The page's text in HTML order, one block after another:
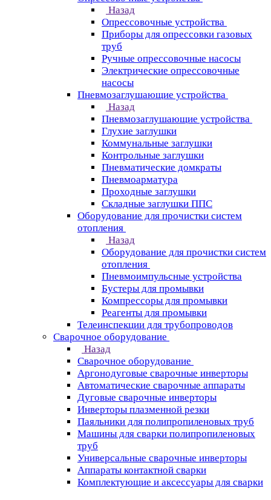
Назад
Опрессовочные устройства
Приборы для опрессовки газовых
труб
Ручные опрессовочные насосы
Электрические опрессовочные
насосы
Пневмозаглушающие устройства
Назад
Пневмозаглушающие устройства
Глухие заглушки
Коммунальные заглушки
Контрольные заглушки
Пневматические домкраты
Пневмоарматура
Проходные заглушки
Складные заглушки ППС
Оборудование для прочистки систем
отопления
Назад
Оборудование для прочистки систем
отопления
Пневмоимпульсные устройства
Бустеры для промывки
Компрессоры для промывки
Реагенты для промывки
Телеинспекции для трубопроводов
Сварочное оборудование
Назад
Сварочное оборудование
Аргонодуговые сварочные инверторы
Автоматические сварочные аппараты
Дуговые сварочные инверторы
Инверторы плазменной резки
Паяльники для полипропиленовых труб
Машины для сварки полипропиленовых
труб
Универсальные сварочные инверторы
Аппараты контактной сварки
Комплектующие и аксессуары для сварки